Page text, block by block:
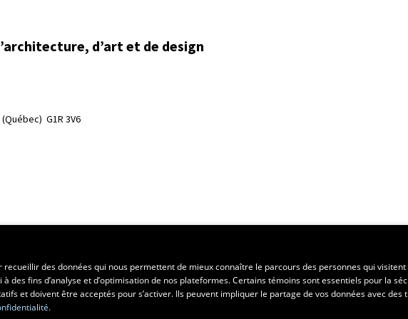
d’art et de design
G1R 3V6
recueillir des données qui nous permettent de mieux connaître le parcours des personnes qui
des fins d’analyse et d’optimisation de nos plateformes. Certains témoins sont essentiels pour la
et doivent être acceptés pour s’activer. Ils peuvent impliquer le partage de vos données avec des